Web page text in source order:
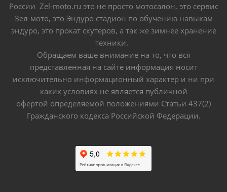
России Zel-moto.ru это не просто мотосалон, это сервис
Зел-мото, это Эндуро стадион по обучению навыкам
эндуро, это прокат скутеров, а так же зимнее хранение
техники.
Обращаем ваше внимание на то, что вся
представленная на сайте информация носит
исключительно информационный характер и ни при
каких условиях не является публичной
офертой определяемой положениями Статьи 437(2)
Гражданского кодекса Российской Федерации.